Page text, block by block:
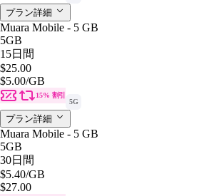
プラン詳細
Muara Mobile - 5 GB
5GB
15日間
$25.00
$5.00/GB
15% 割引
5G
プラン詳細
Muara Mobile - 5 GB
5GB
30日間
$5.40/GB
$27.00